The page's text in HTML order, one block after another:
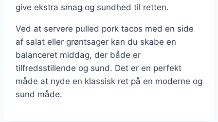
give ekstra smag og sundhed til retten.
Ved at servere pulled pork tacos med en side
af salat eller grøntsager kan du skabe en
balanceret middag, der både er
tilfredsstillende og sund. Det er en perfekt
måde at nyde en klassisk ret på en moderne og
sund måde.